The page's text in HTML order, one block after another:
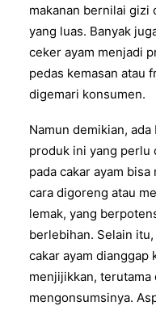
makanan bernilai gizi
yang luas. Banyak
ceker ayam menjadi
pedas kemasan atau
digemari konsumen.
Namun demikian,
produk ini yang perlu
pada cakar ayam
cara digoreng atau
lemak, yang
berlebihan. Selain
cakar ayam dianggap
menjijikkan, terutama
mengonsumsinya.